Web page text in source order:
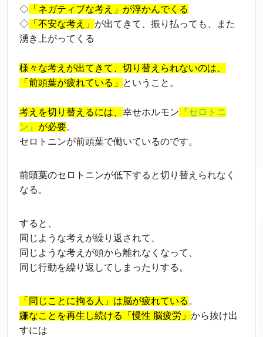
◇ 「ネガティブな考え」が浮かんでくる
◇ 「不安な考え」 が出てきて、振り払っても、また
湧き上がってくる
様々な考えが出てきて、切り替えられないのは、
「前頭葉が疲れている」
ということ。
考えを切り替えるには、 幸せホルモン 『セロトニ
ン』 が必要。
セロトニンが前頭葉で働いているのです。
前頭葉のセロトニンが低下すると切り替えられなく
なる。
すると、
同じような考えが繰り返されて、
同じような考えが頭から離れなくなって、
同じ行動を繰り返してしまったりする。
「同じことに拘る人」は脳が疲れている 。
嫌なことを再生し続ける「慢性 脳疲労」 から抜け出
すには